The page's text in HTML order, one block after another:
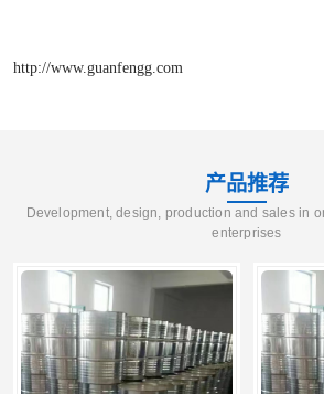
http://www.guanfengg.com
产品推荐
Development, design, production and sales in
enterprises